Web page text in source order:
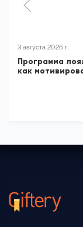
3 августа 2026 г.
Программа
как